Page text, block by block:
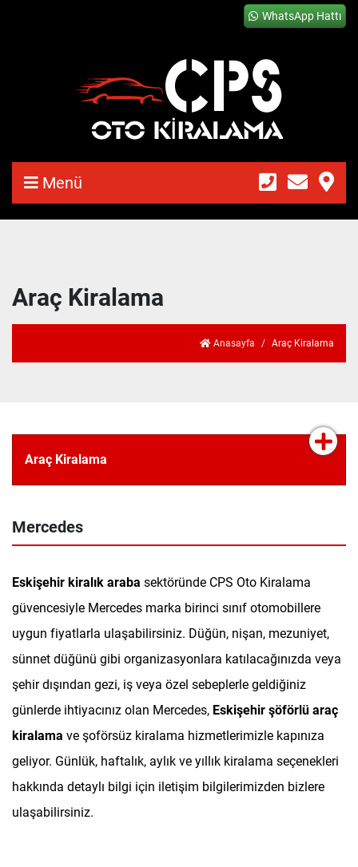
WhatsApp Hattı
Menü
Araç Kiralama
Anasayfa Araç Kiralama
Araç Kiralama
Mercedes
Eskişehir kiralık araba sektöründe CPS Oto Kiralama
güvencesiyle Mercedes marka birinci sınıf otomobillere
uygun fiyatlarla ulaşabilirsiniz. Düğün, nişan, mezuniyet,
sünnet düğünü gibi organizasyonlara katılacağınızda veya
şehir dışından gezi, iş veya özel sebeplerle geldiğiniz
günlerde ihtiyacınız olan Mercedes, Eskişehir şöförlü araç
kiralama ve şoförsüz kiralama hizmetlerimizle kapınıza
geliyor. Günlük, haftalık, aylık ve yıllık kiralama seçenekleri
hakkında detaylı bilgi için iletişim bilgilerimizden bizlere
ulaşabilirsiniz.